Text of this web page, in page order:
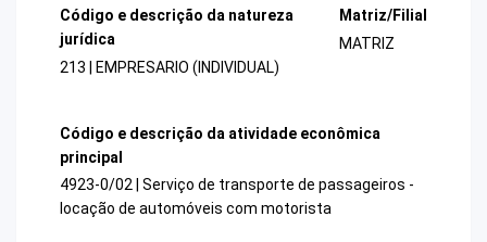
Código e descrição da natureza
jurídica
213 | EMPRESARIO (INDIVIDUAL)
Matriz/Filial
MATRIZ
Código e descrição da atividade econômica
principal
4923-0/02 | Serviço de transporte de passageiros -
locação de automóveis com motorista